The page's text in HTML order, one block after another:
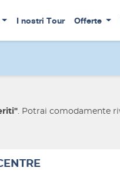
I nostri Tour Offerte
. Potrai comodamente